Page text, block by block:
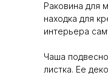
Раковина для
находка для
интерьера
Чаша
листка. Ее